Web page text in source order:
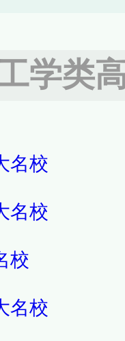
划”、卓越
学公派研究
学类
名校
名校
校
名校